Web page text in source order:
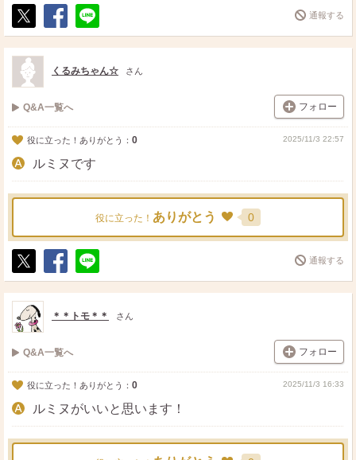
ポ
ス
ト
シ
ェ
送
る
通報する
くるみちゃん☆ さん
Q&A一覧へ フォロー
役に立った！ありがとう： 0 2025/11/3 22:57
ルミヌです
役に立った！ ありがとう 0
ポ
ス
ト
シ
ェ
送
る
通報する
＊＊トモ＊＊ さん
Q&A一覧へ フォロー
役に立った！ありがとう： 0 2025/11/3 16:33
ルミヌがいいと思います！